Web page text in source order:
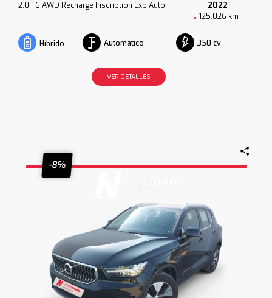
2.0 T6 AWD Recharge Inscription Exp Auto
2022
125.026 km
Híbrido Automático 350 cv
VER DETALLES
-8%